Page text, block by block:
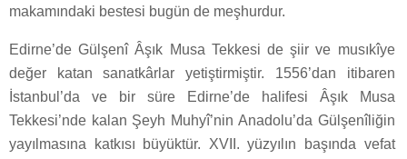
makamındaki bestesi bugün de meşhurdur.
Edirne’de Gülşenî Âşık Musa Tekkesi de şiir ve musıkîye
değer katan sanatkârlar yetiştirmiştir. 1556’dan itibaren
İstanbul’da ve bir süre Edirne’de halifesi Âşık Musa
Tekkesi’nde kalan Şeyh Muhyî’nin Anadolu’da Gülşenîliğin
yayılmasına katkısı büyüktür. XVII. yüzyılın başında vefat